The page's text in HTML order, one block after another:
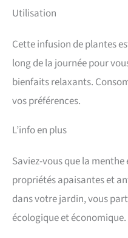
Utilisation
Cette infusion de plantes
long de la journée pour
bienfaits relaxants.
vos préférences.
L’info en plus
Saviez-vous que la
propriétés apaisantes et
dans votre jardin, vous
écologique et économique.